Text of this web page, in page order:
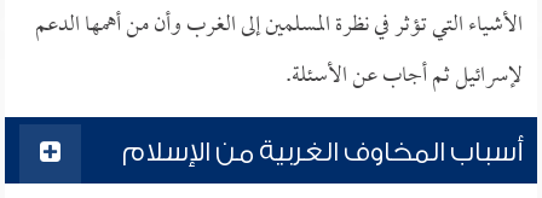
الأشياء التي تؤثر في نظرة المسلمين إلى الغرب وأن من أهمها الدعم
لإسرائيل ثم أجاب عن الأسئلة.
أسباب المخاوف الغربية من الإسلام